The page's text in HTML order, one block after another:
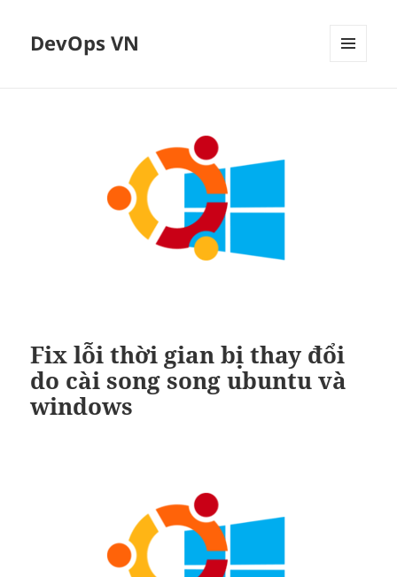
DevOps VN
Fix lỗi thời gian bị thay đổi
do cài song song ubuntu và
windows